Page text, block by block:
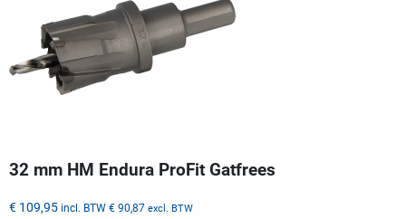
32 mm HM Endura ProFit Gatfrees
€ 109,95 incl. BTW € 90,87 excl. BTW